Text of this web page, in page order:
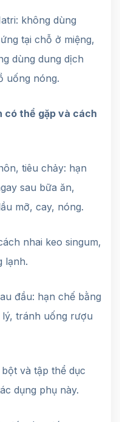
không dùng
tại chỗ ở miệng,
dùng dung dịch
uống nóng.
có thể gặp và cách
tiêu chảy: hạn
sau bữa ăn,
mỡ, cay, nóng.
nhai keo singum,
lạnh.
đầu: hạn chế bằng
tránh uống rượu
và tập thể dục
dụng phụ này.